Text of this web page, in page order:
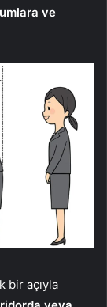
ve
bir açıyla